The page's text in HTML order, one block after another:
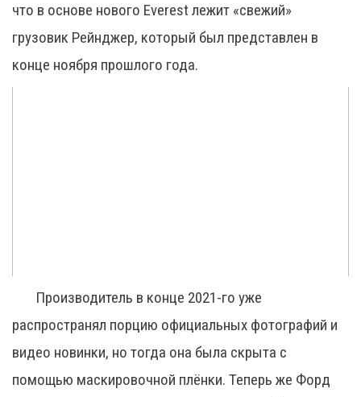
что в основе нового Everest лежит «свежий»
грузовик Рейнджер, который был представлен в
конце ноября прошлого года.
Производитель в конце 2021-го уже
распространял порцию официальных фотографий и
видео новинки, но тогда она была скрыта с
помощью маскировочной плёнки. Теперь же Форд